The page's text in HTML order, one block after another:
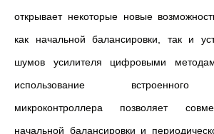
открывает некоторые новые
как начальной балансировки, так и
шумов усилителя цифровыми
использование встроенного
микроконтроллера позволяет
начальной балансировки и